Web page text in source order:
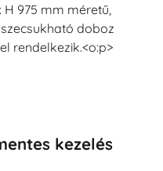
975 mm méretű,
doboz
rendelkezik.<o:p>
kezelés